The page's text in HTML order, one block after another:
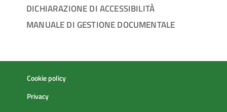
DICHIARAZIONE DI ACCESSIBILITÀ
MANUALE DI GESTIONE DOCUMENTALE
Cookie policy
Privacy